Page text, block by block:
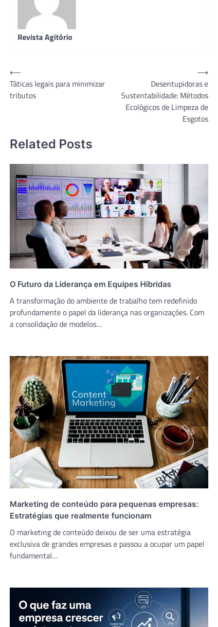
Revista Agitório
Navegação
de
Post
⟵
Táticas legais para minimizar
tributos
Desentupidoras e
Sustentabilidade: Métodos
Ecológicos de Limpeza de
Esgotos
⟶
Related Posts
O Futuro da Liderança em Equipes Híbridas
A transformação do ambiente de trabalho tem redefinido
profundamente o papel da liderança nas organizações. Com
a consolidação de modelos…
Marketing de conteúdo para pequenas empresas:
Estratégias que realmente funcionam
O marketing de conteúdo deixou de ser uma estratégia
exclusiva de grandes empresas e passou a ocupar um papel
fundamental…